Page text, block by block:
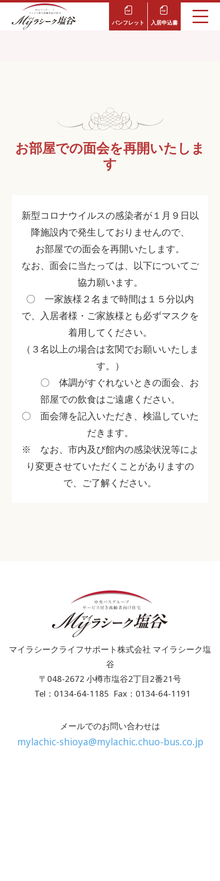
パンフレット 入居申込書
お部屋での面会を再開いたしま
す
新型コロナウイルスの感染者が１月９日以
降施設内で発生しておりませんので、
お部屋での面会を再開いたします。
なお、面会に当たっては、以下についてご
協力願います。
〇 一家族様２名まで時間は１５分以内
で、入居者様・ご家族様とも必ずマスクを
着用してください。
（３名以上の場合は玄関でお願いいたしま
す。）
〇 体調がすぐれないときの面会、お
部屋での飲食はご遠慮ください。
〇 面会簿を記入いただき、検温していた
だきます。
※ なお、市内及び館内の感染状況等によ
り変更させていただくことがありますの
で、ご了解ください。
マイラシークライフサポート株式会社 マイラシーク塩
谷
〒048-2672 小樽市塩谷2丁目2番21号
Tel：0134-64-1185 Fax：0134-64-1191
メールでのお問い合わせは
mylachic-shioya@mylachic.chuo-bus.co.jp